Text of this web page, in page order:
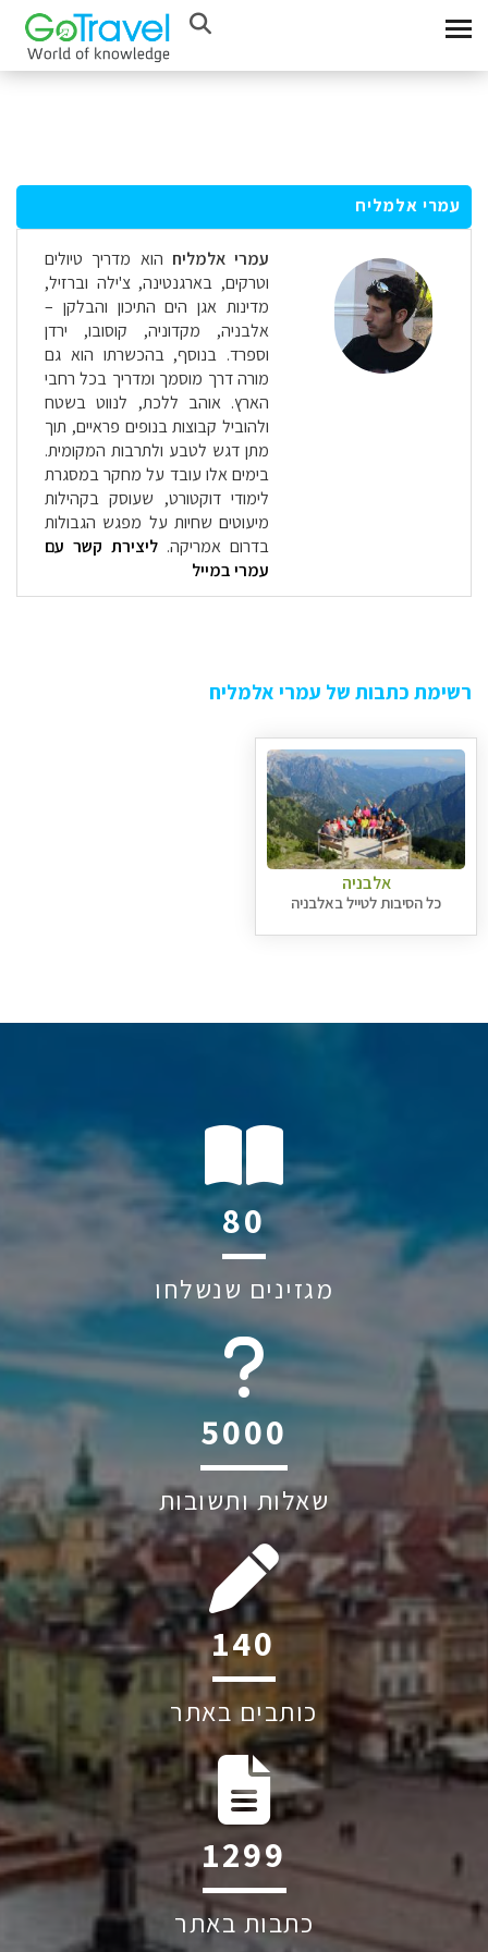
עמרי אלמליח
עמרי אלמליח הוא מדריך טיולים
וטרקים, בארגנטינה, צ'ילה וברזיל,
מדינות אגן הים התיכון והבלקן –
אלבניה, מקדוניה, קוסובו, ירדן
וספרד. בנוסף, בהכשרתו הוא גם
מורה דרך מוסמך ומדריך בכל רחבי
הארץ. אוהב ללכת, לנווט בשטח
ולהוביל קבוצות בנופים פראיים, תוך
מתן דגש לטבע ולתרבות המקומית.
בימים אלו עובד על מחקר במסגרת
לימודי דוקטורט, שעוסק בקהילות
מיעוטים שחיות על מפגש הגבולות
בדרום אמריקה. ליצירת קשר עם
עמרי במייל
רשימת כתבות של עמרי אלמליח
אלבניה
כל הסיבות לטייל באלבניה
94
מגזינים שנשלחו
5875
שאלות ותשובות
164
כותבים באתר
1527
כתבות באתר